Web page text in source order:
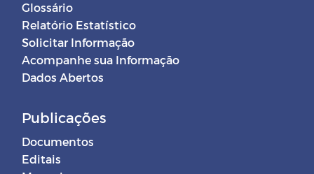
Glossário
Relatório Estatístico
Solicitar Informação
Acompanhe sua Informação
Dados Abertos
Publicações
Documentos
Editais